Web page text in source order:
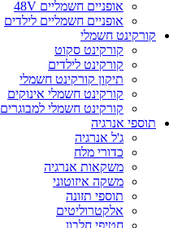
אופניים חשמליים 48V
אופניים חשמליים לילדים
קורקינט חשמלי
קורקינט סקוט
קורקינט לילדים
תיקון קורקינט חשמלי
קורקינט חשמלי אינוקים
קורקינט חשמלי למבוגרים
תוספי אנרגיה
ג'ל אנרגיה
כדורי מלח
משקאות אנרגיה
משקה איזוטוני
תוספי תזונה
אלקטרוליטים
חטיפי חלבון